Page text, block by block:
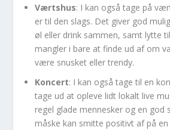
Værtshus: I kan også tage på
er til den slags. Det giver god
øl eller drink sammen, samt lytte
mangler i bare at finde ud af om
være snusket eller trendy.
Koncert: I kan også tage til en
tage ud at opleve lidt lokalt live
regel glade mennesker og en god
måske kan smitte positivt af på en